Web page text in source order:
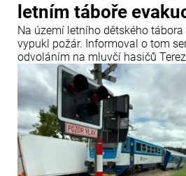
letním táboře
Na území letního dětského tábora
vypukl požár. Informoval o tom
odvoláním na mluvčí hasičů
Fliegerovou.